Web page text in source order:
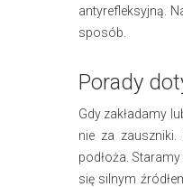
antyrefleksyjną.
sposób.
Porady
Gdy zakładamy
nie za
podłoża.
się silnym